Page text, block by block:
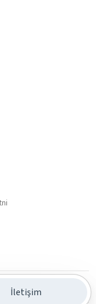
İletişim
Belgesi: 7362